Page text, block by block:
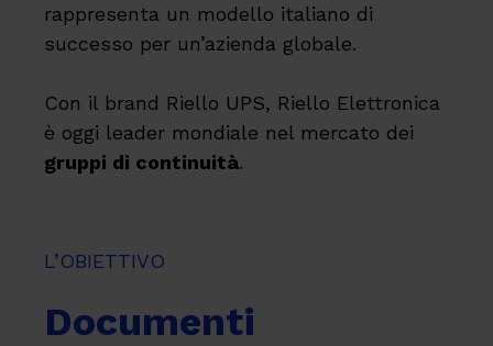
rappresenta un modello italiano di
successo per un’azienda globale.
Con il brand Riello UPS, Riello Elettronica
è oggi leader mondiale nel mercato dei
gruppi di continuità.
L’OBIETTIVO
Documenti